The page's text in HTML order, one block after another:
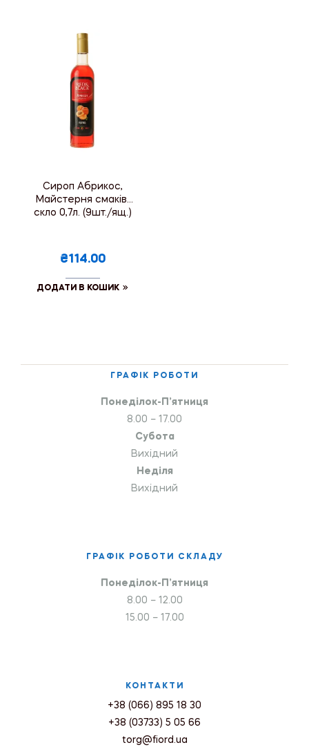
Сироп Абрикос,
Майстерня смаків,
скло 0,7л. (9шт./ящ.)
₴114.00
ДОДАТИ В КОШИК
ГРАФІК РОБОТИ
Понеділок-П’ятниця
8.00 – 17.00
Субота
Вихідний
Неділя
Вихідний
ГРАФІК РОБОТИ СКЛАДУ
Понеділок-П’ятниця
8.00 – 12.00
15.00 – 17.00
КОНТАКТИ
+38 (066) 895 18 30
+38 (03733) 5 05 66
torg@fiord.ua